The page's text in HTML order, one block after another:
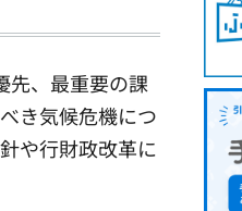
先、最重要の課
き気候危機につ
や行財政改革に